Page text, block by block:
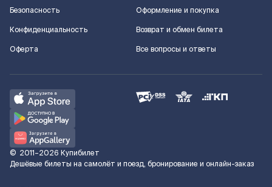
Безопасность
Конфиденциальность
Оферта
Оформление и покупка
Возврат и обмен билета
Все вопросы и ответы
© 2011–2026 Купибилет
Дешёвые билеты на самолёт и поезд, бронирование и онлайн-заказ